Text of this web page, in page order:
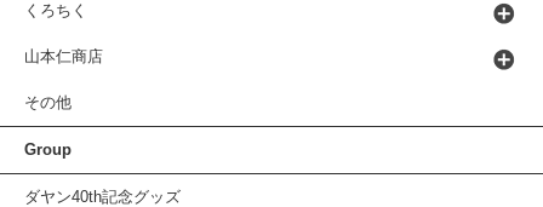
くろちく
山本仁商店
その他
Group
ダヤン40th記念グッズ